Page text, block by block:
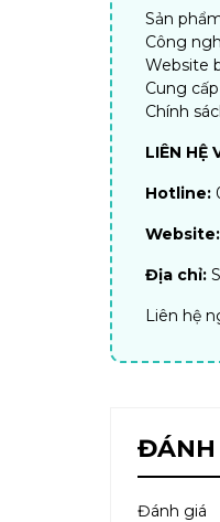
Sản
Công
Website
Cung
Chính
LIÊN HỆ
Hotline:
Website:
Địa chỉ:
Liên hệ
ĐÁNH
Đánh giá